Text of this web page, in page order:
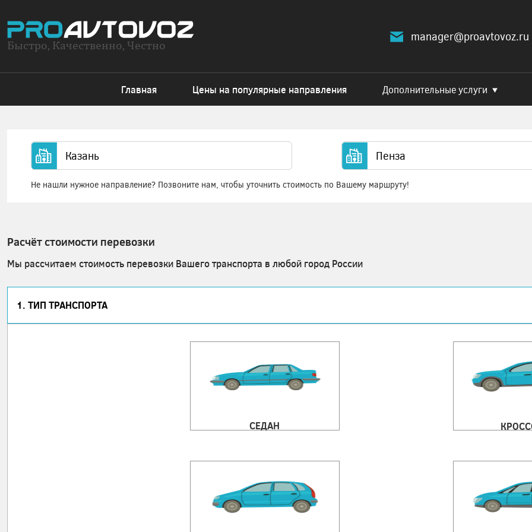
Быстро, Качественно, Честно
manager@proavtovoz.ru
Главная Цены на популярные направления Дополнительные услуги
Не нашли нужное направление? Позвоните нам, чтобы уточнить стоимость по Вашему маршруту!
Расчёт стоимости перевозки
Мы рассчитаем стоимость перевозки Вашего транспорта в любой город России
1. ТИП ТРАНСПОРТА
СЕДАН